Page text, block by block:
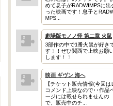
めて息子がRADWIMPSに出
った映画です！息子と
MPS...
劇場版モノノ怪 第二章 火鼠
3部作の中で1番火鼠が好き
す！！ぜひ関西で上映お願
します！！
映画 ギヴン 海へ
【チケット販売情報(今回は
コメンド上映なので･･作品
ージには載せられませんの
で、販売中のチ...